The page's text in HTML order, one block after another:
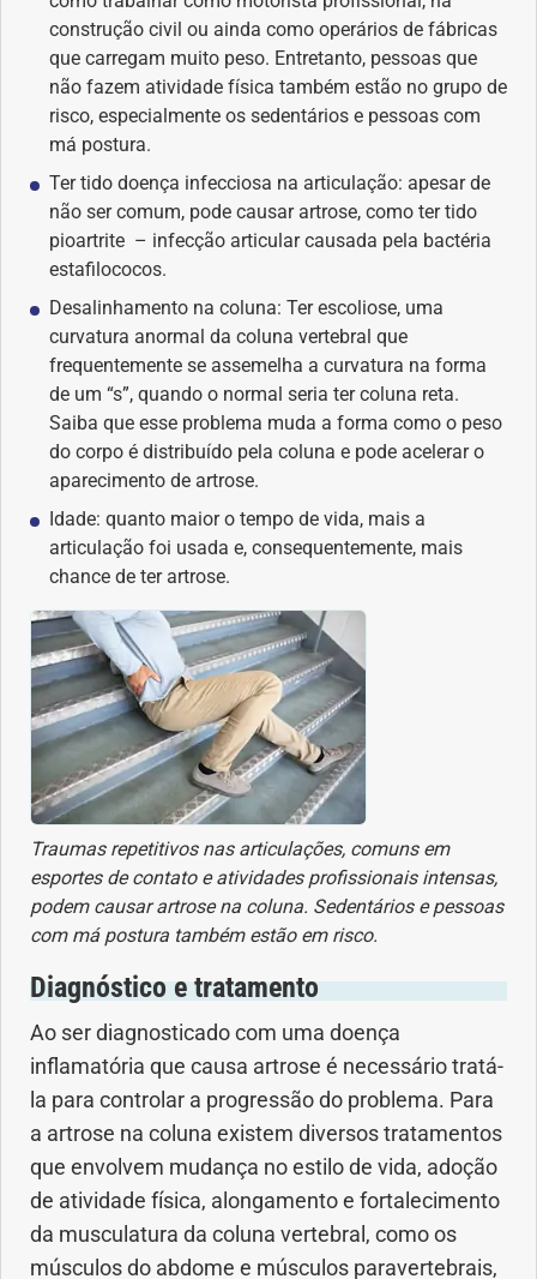
construção civil ou ainda como operários de fábricas
que carregam muito peso. Entretanto, pessoas que
não fazem atividade física também estão no grupo de
risco, especialmente os sedentários e pessoas com
má postura.
Ter tido doença infecciosa na articulação: apesar de
não ser comum, pode causar artrose, como ter tido
pioartrite – infecção articular causada pela bactéria
estafilococos.
Desalinhamento na coluna: Ter escoliose, uma
curvatura anormal da coluna vertebral que
frequentemente se assemelha a curvatura na forma
de um “s”, quando o normal seria ter coluna reta.
Saiba que esse problema muda a forma como o peso
do corpo é distribuído pela coluna e pode acelerar o
aparecimento de artrose.
Idade: quanto maior o tempo de vida, mais a
articulação foi usada e, consequentemente, mais
chance de ter artrose.
Traumas repetitivos nas articulações, comuns em
esportes de contato e atividades profissionais intensas,
podem causar artrose na coluna. Sedentários e pessoas
com má postura também estão em risco.
Diagnóstico e tratamento
Ao ser diagnosticado com uma doença
inflamatória que causa artrose é necessário tratá-
la para controlar a progressão do problema. Para
a artrose na coluna existem diversos tratamentos
que envolvem mudança no estilo de vida, adoção
de atividade física, alongamento e fortalecimento
da musculatura da coluna vertebral, como os
músculos do abdome e músculos paravertebrais,